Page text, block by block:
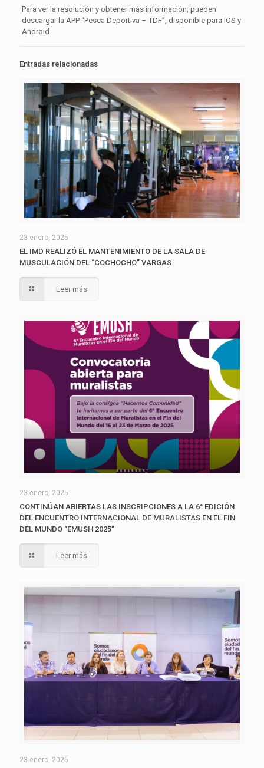
Para ver la resolución y obtener más información, pueden
descargar la APP “Pesca Deportiva – TDF”, disponible para IOS y
Android.
Entradas relacionadas
23 enero, 2025
EL IMD REALIZÓ EL MANTENIMIENTO DE LA SALA DE
MUSCULACIÓN DEL “COCHOCHO” VARGAS
Leer más
23 enero, 2025
CONTINÚAN ABIERTAS LAS INSCRIPCIONES A LA 6° EDICIÓN
DEL ENCUENTRO INTERNACIONAL DE MURALISTAS EN EL FIN
DEL MUNDO “EMUSH 2025”
Leer más
23 enero, 2025